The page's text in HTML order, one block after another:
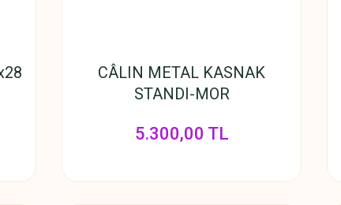
CÂLIN METAL KASNAK
STANDI-MOR
5.300,00 TL